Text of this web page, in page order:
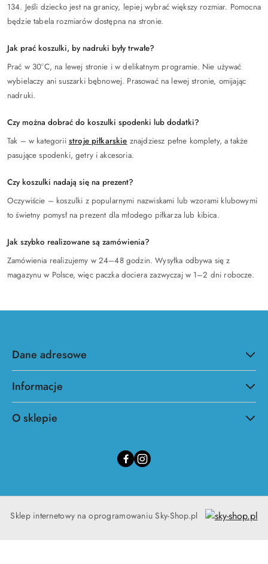
134. Jeśli dziecko jest na granicy, lepiej wybrać większy rozmiar. Pomocna
będzie tabela rozmiarów dostępna na stronie.
Jak prać koszulki, by nadruki były trwałe?
Prać w 30°C, na lewej stronie i w delikatnym programie. Nie używać
wybielaczy ani suszarki bębnowej. Prasować na lewej stronie, omijając
nadruki.
Czy można dobrać do koszulki spodenki lub dodatki?
Tak – w kategorii stroje piłkarskie znajdziesz pełne komplety, a także
pasujące spodenki, getry i akcesoria.
Czy koszulki nadają się na prezent?
Oczywiście – koszulki z popularnymi nazwiskami lub wzorami klubowymi
to świetny pomysł na prezent dla młodego piłkarza lub kibica.
Jak szybko realizowane są zamówienia?
Zamówienia realizujemy w 24–48 godzin. Wysyłka odbywa się z
magazynu w Polsce, więc paczka dociera zazwyczaj w 1–2 dni robocze.
Dane adresowe
Informacje
O sklepie
Sklep internetowy na oprogramowaniu Sky-Shop.pl